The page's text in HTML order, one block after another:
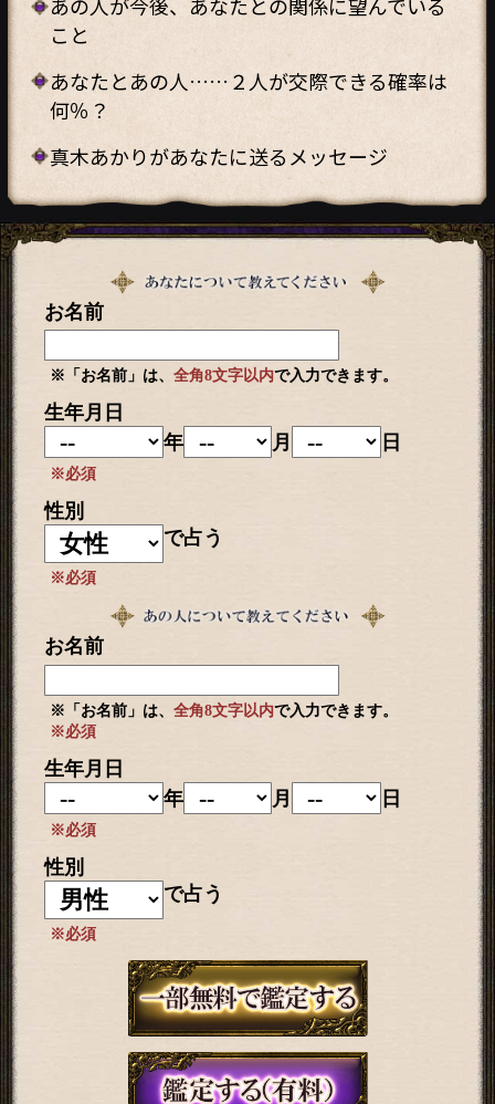
こと
あなたとあの人……２人が交際できる確率は
何％？
真木あかりがあなたに送るメッセージ
お名前
※「お名前」は、 全角8文字以内で入力できます。
生年月日
年
月 日
※必須
性別
で占う
※必須
お名前
※「お名前」は、 全角8文字以内で入力できます。
※必須
生年月日
年
月 日
※必須
性別
で占う
※必須